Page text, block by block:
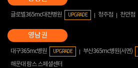
글로벌365mc대전병원 UPGRADE 청주점 천안점
대구365mc병원 UPGRADE 부산365mc병원(서면)
해운대 람스 스페셜센터